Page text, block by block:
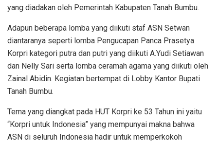
yang diadakan oleh Pemerintah Kabupaten Tanah Bumbu.
Adapun beberapa lomba yang diikuti staf ASN Setwan
diantaranya seperti lomba Pengucapan Panca Prasetya
Korpri kategori putra dan putri yang diikuti A.Yudi Setiawan
dan Nelly Sari serta lomba ceramah agama yang diikuti oleh
Zainal Abidin. Kegiatan bertempat di Lobby Kantor Bupati
Tanah Bumbu.
Tema yang diangkat pada HUT Korpri ke 53 Tahun ini yaitu
“Korpri untuk Indonesia” yang mempunyai makna bahwa
ASN di seluruh Indonesia hadir untuk memperkokoh